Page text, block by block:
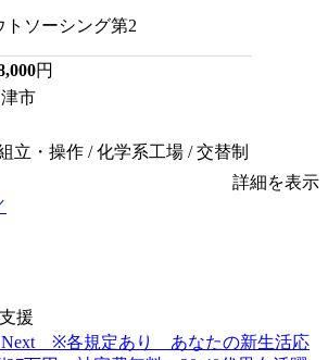
ソーシング第2
円
市
立・操作 / 化学系工場 / 交替制
詳細を表示
援